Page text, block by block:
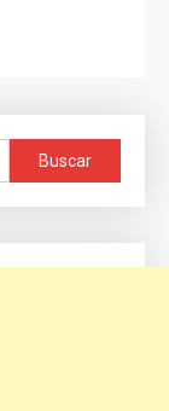
Buscar: